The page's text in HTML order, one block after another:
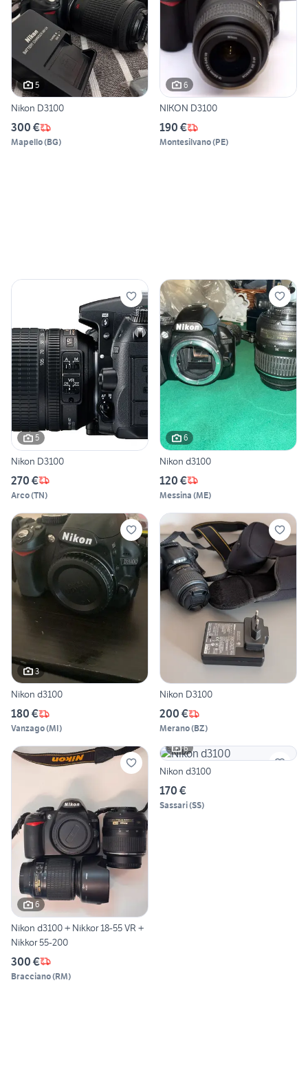
5
Nikon D3100
300 €
Mapello(BG)
6
NIKON D3100
190 €
Montesilvano(PE)
5
Nikon D3100
270 €
Arco(TN)
6
Nikon d3100
120 €
Messina (ME)
3
Nikon d3100
180 €
Vanzago(MI)
Nikon D3100
200 €
Merano(BZ)
6
Nikon d3100 + Nikkor 18-55 VR +
Nikkor 55-200
300 €
Bracciano(RM)
6
Nikon d3100
170 €
Sassari(SS)